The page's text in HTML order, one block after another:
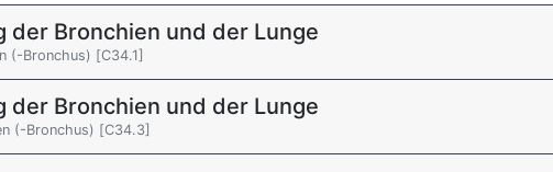
der Bronchien und der Lunge
(-Bronchus) [C34.1]
der Bronchien und der Lunge
(-Bronchus) [C34.3]